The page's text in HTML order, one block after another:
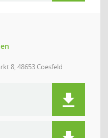
8, 48653 Coesfeld